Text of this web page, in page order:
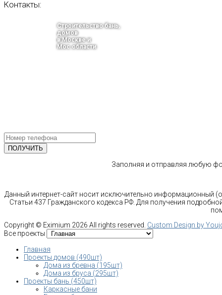
Контакты:
Строительство бань,
домов
в Москве и
Мос.области
Заполняя и отправляя любую
Данный интернет-сайт носит исключительно информационный
Статьи 437 Гражданского кодекса РФ. Для получения
Copyright © Eximium 2026 All rights reserved. Custom Design by
Все проекты
Главная
Проекты домов (490шт)
Дома из бревна (195шт)
Дома из бруса (295шт)
Проекты бань (450шт)
Каркасные бани